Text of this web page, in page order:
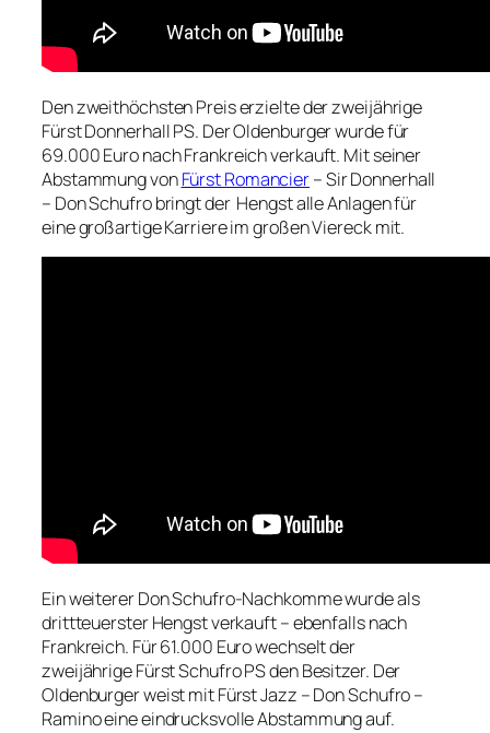
Den zweithöchsten Preis erzielte der zweijährige
Fürst Donnerhall PS. Der Oldenburger wurde für
69.000 Euro nach Frankreich verkauft. Mit seiner
Abstammung vonFürst Romancier– Sir Donnerhall
– Don Schufro bringt der Hengst alle Anlagen für
eine großartige Karriere im großen Viereck mit.
Ein weiterer Don Schufro-Nachkomme wurde als
drittteuerster Hengst verkauft – ebenfalls nach
Frankreich. Für 61.000 Euro wechselt der
zweijährige Fürst Schufro PS den Besitzer. Der
Oldenburger weist mit Fürst Jazz – Don Schufro –
Ramino eine eindrucksvolle Abstammung auf.